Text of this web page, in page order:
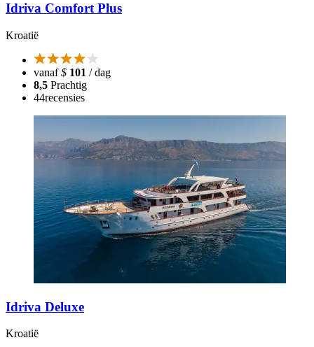
Idriva Comfort Plus
Kroatië
vanaf$ 101 / dag
8,5 Prachtig
44recensies
Idriva Deluxe
Kroatië